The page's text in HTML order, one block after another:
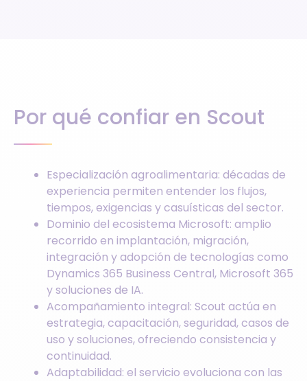
Por qué confiar en Scout
Especialización agroalimentaria: décadas de
experiencia permiten entender los flujos,
tiempos, exigencias y casuísticas del sector.
Dominio del ecosistema Microsoft: amplio
recorrido en implantación, migración,
integración y adopción de tecnologías como
Dynamics 365 Business Central, Microsoft 365
y soluciones de IA.
Acompañamiento integral: Scout actúa en
estrategia, capacitación, seguridad, casos de
uso y soluciones, ofreciendo consistencia y
continuidad.
Adaptabilidad: el servicio evoluciona con las